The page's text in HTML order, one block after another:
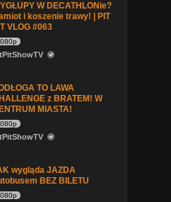
W DECATHLONie?
i koszenie trawy! | PIT
VLOG #063
TO LAWA
z BRATEM! W
MIASTA!
wygląda JAZDA
BEZ BILETU